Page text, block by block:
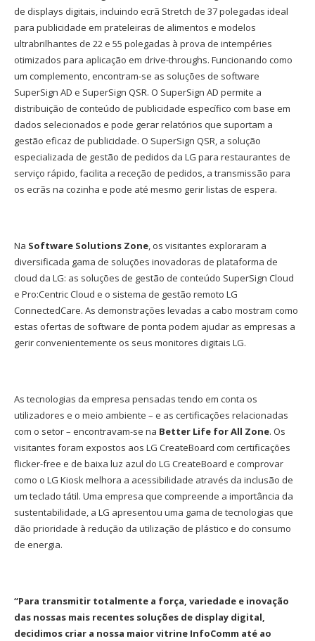
de displays digitais, incluindo ecrã Stretch de 37 polegadas ideal
para publicidade em prateleiras de alimentos e modelos
ultrabrilhantes de 22 e 55 polegadas à prova de intempéries
otimizados para aplicação em drive-throughs. Funcionando como
um complemento, encontram-se as soluções de software
SuperSign AD e SuperSign QSR. O SuperSign AD permite a
distribuição de conteúdo de publicidade específico com base em
dados selecionados e pode gerar relatórios que suportam a
gestão eficaz de publicidade. O SuperSign QSR, a solução
especializada de gestão de pedidos da LG para restaurantes de
serviço rápido, facilita a receção de pedidos, a transmissão para
os ecrãs na cozinha e pode até mesmo gerir listas de espera.
Na Software Solutions Zone, os visitantes exploraram a
diversificada gama de soluções inovadoras de plataforma de
cloud da LG: as soluções de gestão de conteúdo SuperSign Cloud
e Pro:Centric Cloud e o sistema de gestão remoto LG
ConnectedCare. As demonstrações levadas a cabo mostram como
estas ofertas de software de ponta podem ajudar as empresas a
gerir convenientemente os seus monitores digitais LG.
As tecnologias da empresa pensadas tendo em conta os
utilizadores e o meio ambiente – e as certificações relacionadas
com o setor – encontravam-se na Better Life for All Zone. Os
visitantes foram expostos aos LG CreateBoard com certificações
flicker-free e de baixa luz azul do LG CreateBoard e comprovar
como o LG Kiosk melhora a acessibilidade através da inclusão de
um teclado tátil. Uma empresa que compreende a importância da
sustentabilidade, a LG apresentou uma gama de tecnologias que
dão prioridade à redução da utilização de plástico e do consumo
de energia.
“Para transmitir totalmente a força, variedade e inovação
das nossas mais recentes soluções de display digital,
decidimos criar a nossa maior vitrine InfoComm até ao